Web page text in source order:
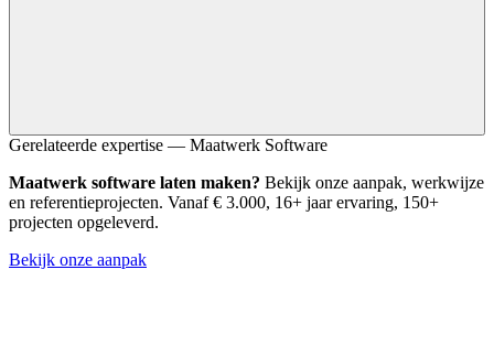
Ja. Component-based development is niet alleen voor grote
designconsistentie en de lagere onderhoudskosten die deze aanpak
oplevert.
Gerelateerde expertise — Maatwerk Software
Maatwerk software laten maken? Bekijk onze aanpak, werkwijze
en referentieprojecten. Vanaf € 3.000, 16+ jaar ervaring, 150+
projecten opgeleverd.
Bekijk onze aanpak